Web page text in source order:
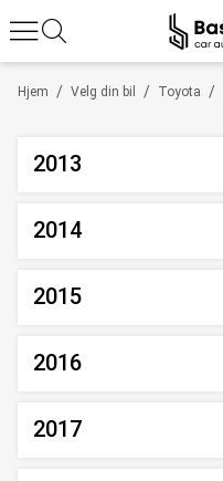
/
Hjem /
Velg din bil /
Toyota
2013
2014
2015
2016
2017